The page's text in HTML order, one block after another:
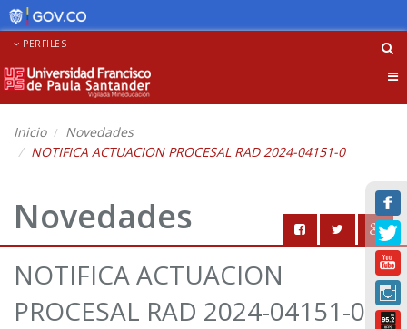
PERFILES
Inicio
Novedades
NOTIFICA ACTUACION PROCESAL RAD 2024-04151-0
Novedades
NOTIFICA ACTUACION
PROCESAL RAD 2024-04151-0